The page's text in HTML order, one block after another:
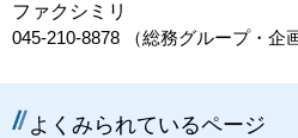
ファクシミリ
045-210-8878 （総務グループ・企
よくみられているページ